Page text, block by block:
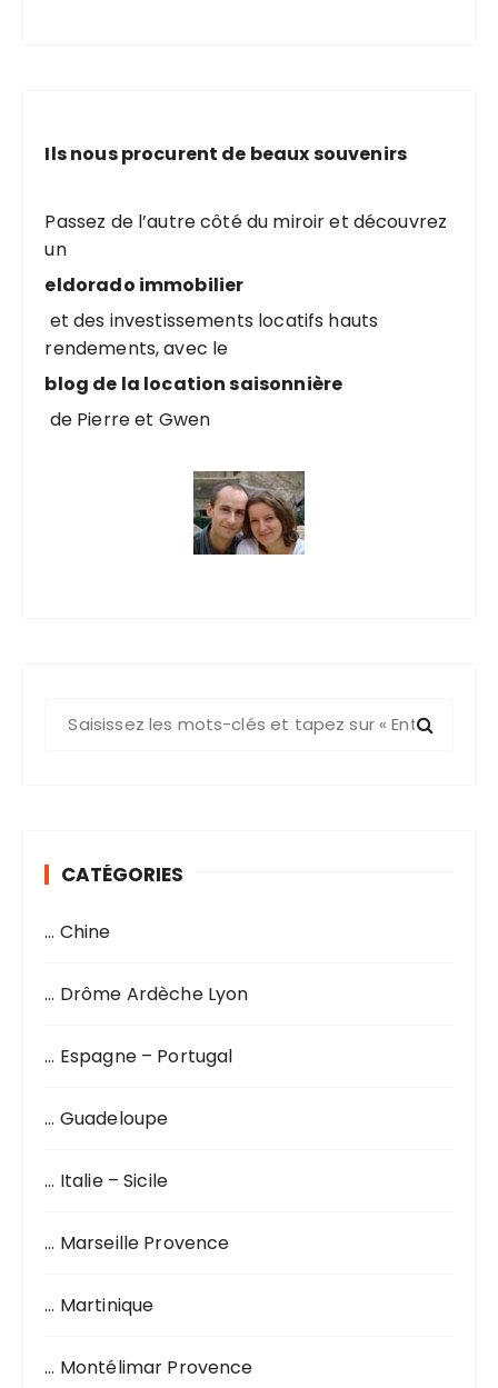
Ils nous procurent de beaux souvenirs
Passez de l’autre côté du miroir et découvrez
un
eldorado immobilier
et des investissements locatifs hauts
rendements, avec le
blog de la location saisonnière
de Pierre et Gwen
e
CATÉGORIES
… Chine
… Drôme Ardèche Lyon
… Espagne – Portugal
… Guadeloupe
… Italie – Sicile
… Marseille Provence
… Martinique
… Montélimar Provence